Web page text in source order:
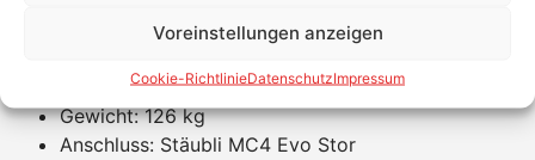
Voreinstellungen anzeigen
Cookie-RichtlinieDatenschutzImpressum
Plus, Symo GEN24 Plus & Verto Plus
Gewicht: 126 kg
Anschluss: Stäubli MC4 Evo Stor